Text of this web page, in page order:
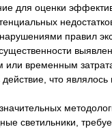
для оценки
правил
временным
действие, что
светильники,